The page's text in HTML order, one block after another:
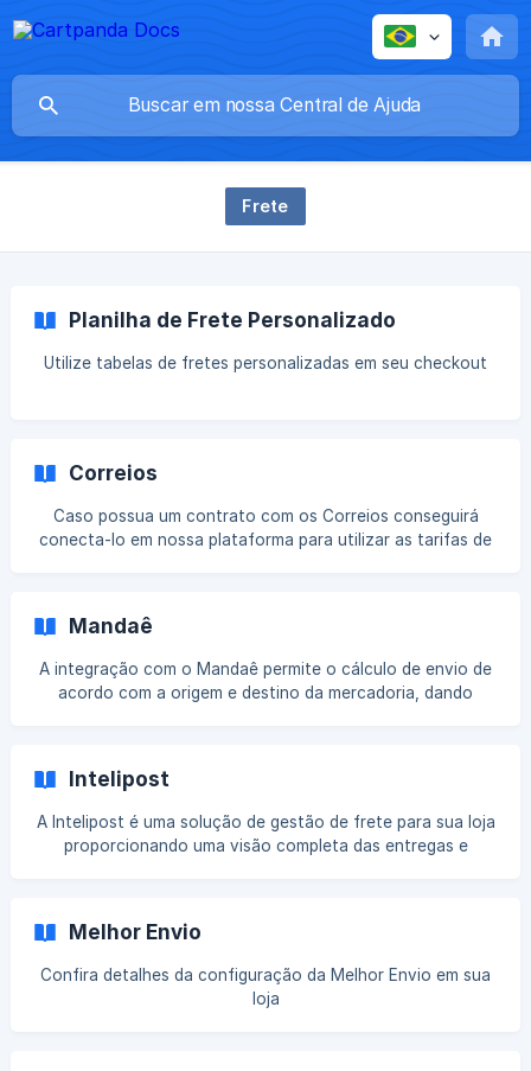
Frete
Planilha de Frete Personalizado
Utilize tabelas de fretes personalizadas em seu checkout
Correios
Caso possua um contrato com os Correios conseguirá
conecta-lo em nossa plataforma para utilizar as tarifas de
siga em Admin > Frete > Gerenciar Integrações e selecione
Correios. Na página seguinte, haverão 4 abas para
configuração. ![](https://storage.crisp.chat/users
Mandaê
A integração com o Mandaê permite o cálculo de envio de
acordo com a origem e destino da mercadoria, dando
devem possuir informações de medidas e peso.
Configurando suas localidades A primeira tarefa será
configurar as localidades de envio dos seus produtos. Para
isso, acesse Admin > Localidades ou então [cliqu
Intelipost
A Intelipost é uma solução de gestão de frete para sua loja
proporcionando uma visão completa das entregas e
dentro da Cartpanda, em Admin > Frete Passo 2.
Selecione Gerenciar Integrações ![
Melhor Envio
Confira detalhes da configuração da Melhor Envio em sua
loja